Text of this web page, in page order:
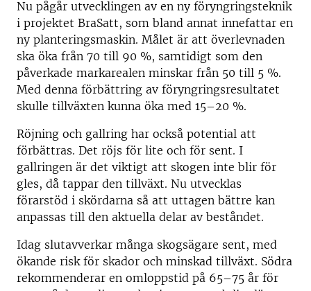
Nu pågår utvecklingen av en ny föryngringsteknik
i projektet BraSatt, som bland annat innefattar en
ny planteringsmaskin. Målet är att överlevnaden
ska öka från 70 till 90 %, samtidigt som den
påverkade markarealen minskar från 50 till 5 %.
Med denna förbättring av föryngringsresultatet
skulle tillväxten kunna öka med 15–20 %.
Röjning och gallring har också potential att
förbättras. Det röjs för lite och för sent. I
gallringen är det viktigt att skogen inte blir för
gles, då tappar den tillväxt. Nu utvecklas
förarstöd i skördarna så att uttagen bättre kan
anpassas till den aktuella delar av beståndet.
Idag slutavverkar många skogsägare sent, med
ökande risk för skador och minskad tillväxt. Södra
rekommenderar en omloppstid på 65–75 år för